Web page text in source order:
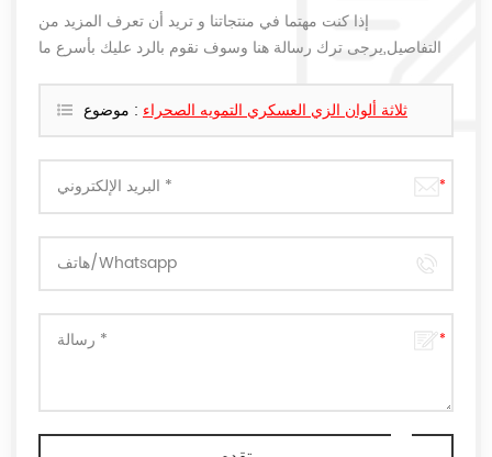
إذا كنت مهتما في منتجاتنا و تريد أن تعرف المزيد من
التفاصيل,يرجى ترك رسالة هنا وسوف نقوم بالرد عليك بأسرع ما
موضوع : ثلاثة ألوان الزي العسكري التمويه الصحراء